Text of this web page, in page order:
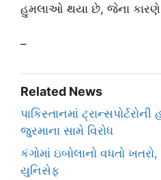
હુમલાઓ થયા છે, જેના
–
Related News
પાકિસ્તાનમાં
જુરમાના સામે વિરોધ
કંગોમાં ઇબોલાનો વધતો
યુનિસેફ